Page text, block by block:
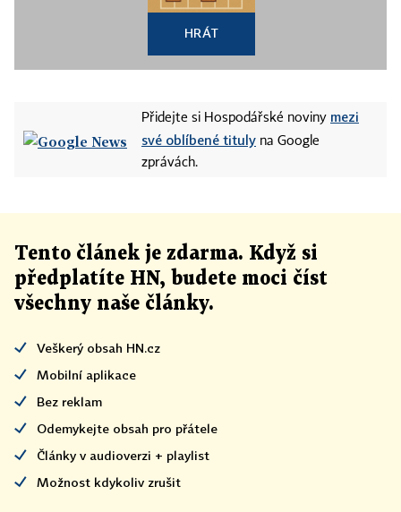
HRÁT
Přidejte si Hospodářské noviny mezi
své oblíbené tituly na Google
zprávách.
Tento článek je zdarma. Když si
předplatíte HN, budete moci číst
všechny naše články.
Veškerý obsah HN.cz
Mobilní aplikace
Bez reklam
Odemykejte obsah pro přátele
Články v audioverzi + playlist
Možnost kdykoliv zrušit